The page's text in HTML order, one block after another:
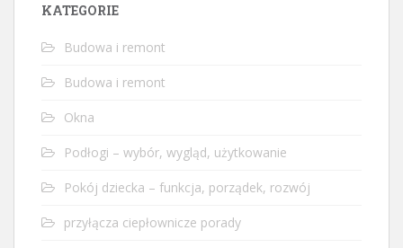
KATEGORIE
Budowa i remont
Budowa i remont
Okna
Podłogi – wybór, wygląd, użytkowanie
Pokój dziecka – funkcja, porządek, rozwój
przyłącza ciepłownicze porady